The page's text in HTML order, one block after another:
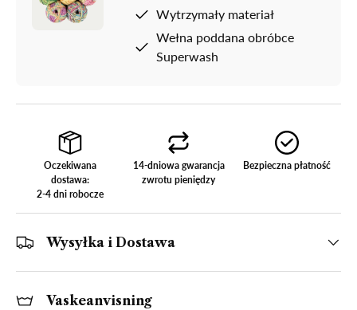
Wytrzymały materiał
Wełna poddana obróbce
Superwash
Oczekiwana
dostawa:
2-4 dni robocze
14-dniowa gwarancja
zwrotu pieniędzy
Bezpieczna płatność
Wysyłka i Dostawa
Vaskeanvisning